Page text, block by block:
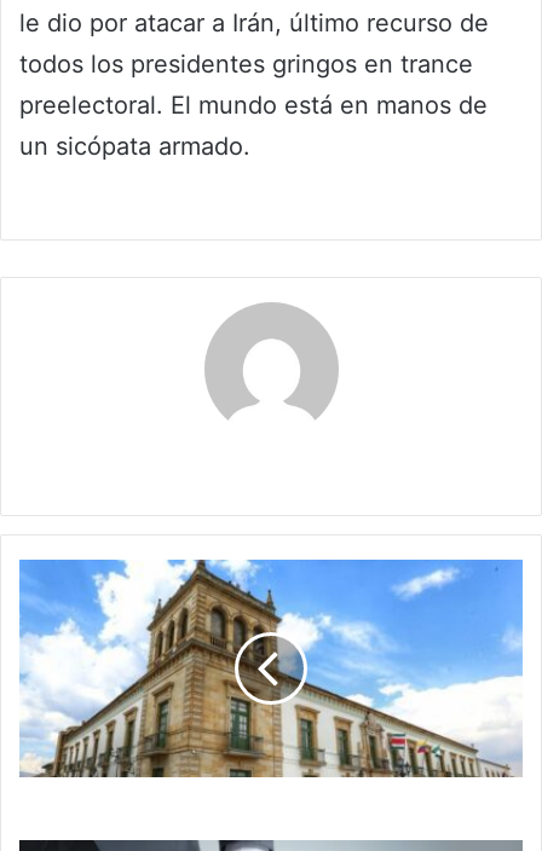
le dio por atacar a Irán, último recurso de
todos los presidentes gringos en trance
preelectoral. El mundo está en manos de
un sicópata armado.
El
Silencio
Cómplice